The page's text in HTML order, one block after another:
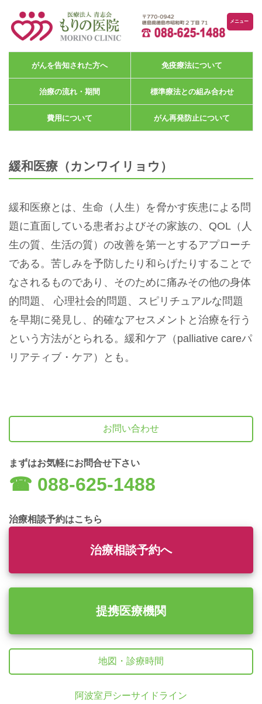
メニュー
がんを告知された方へ 免疫療法について
治療の流れ・期間 標準療法との組み合わせ
費用について がん再発防止について
緩和医療（カンワイリョウ）
緩和医療とは、生命（人生）を脅かす疾患による問
題に直面している患者およびその家族の、QOL（人
生の質、生活の質）の改善を第一とするアプローチ
である。苦しみを予防したり和らげたりすることで
なされるものであり、そのために痛みその他の身体
的問題、 心理社会的問題、スピリチュアルな問題
を早期に発見し、的確なアセスメントと治療を行う
という方法がとられる。緩和ケア（palliative careパ
リアティブ・ケア）とも。
お問い合わせ
まずはお気軽にお問合せ下さい
☎︎ 088-625-1488
治療相談予約はこちら
治療相談予約へ
提携医療機関
地図・診療時間
阿波室戸シーサイドライン